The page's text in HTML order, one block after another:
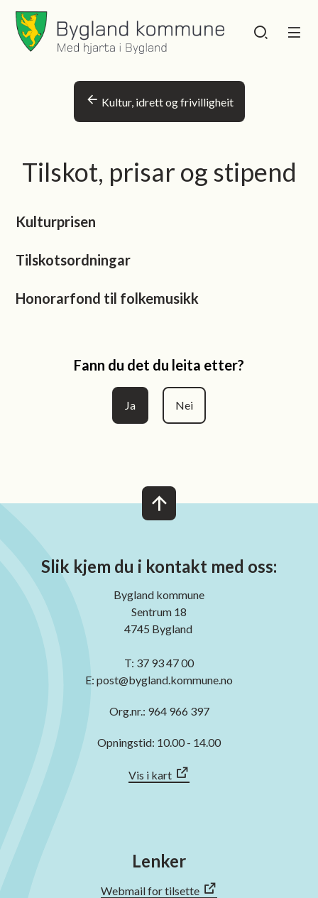
Bygland kommune
Kultur, idrett og frivilligheit
Tilskot, prisar og stipend
Kulturprisen
Tilskotsordningar
Honorarfond til folkemusikk
Fann du det du leita etter?
Ja Nei
Slik kjem du i kontakt med oss:
Bygland kommune
Sentrum 18
4745 Bygland
T: 37 93 47 00
E: post@bygland.kommune.no
Org.nr.: 964 966 397
Opningstid: 10.00 - 14.00
Vis i kart
Lenker
Webmail for tilsette